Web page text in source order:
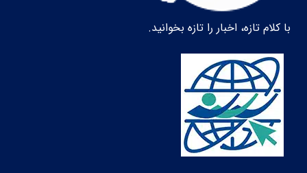
با کلام تازه، اخبار را تازه بخوانید.